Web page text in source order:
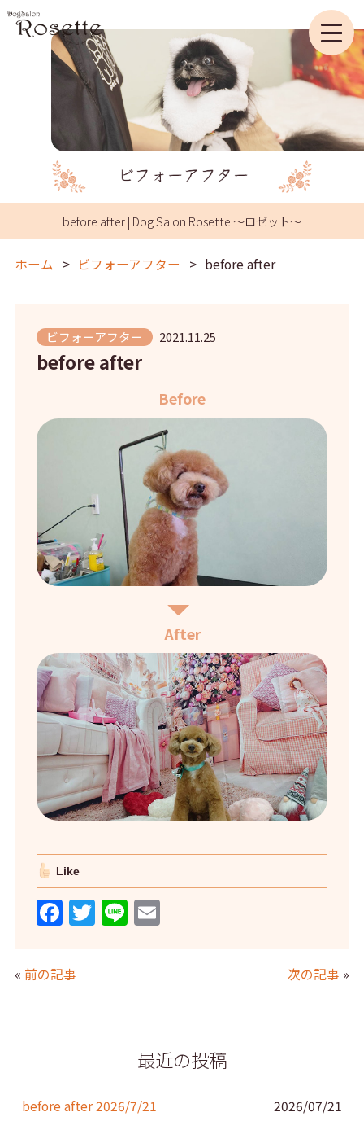
before after | Dog Salon Rosette ～ロゼット～
ホーム ビフォーアフター before after
ビフォーアフター 2021.11.25
before after
Before
After
Like
F
c
e
o
k
T Li E
« 前の記事 次の記事 »
最近の投稿
before after 2026/7/21
2026/07/21